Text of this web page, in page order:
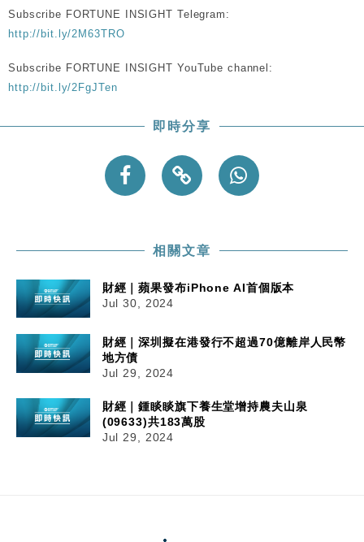
13:49
本地｜HK Express推飛行套票 兩程低至448元加2元
可多飛一程
Subscribe FORTUNE INSIGHT Telegram:
http://bit.ly/2M63TRO
Subscribe FORTUNE INSIGHT YouTube channel:
http://bit.ly/2FgJTen
即時分享
相關文章
財經｜蘋果發布iPhone AI首個版本
Jul 30, 2024
財經｜深圳擬在港發行不超過70億離岸人民幣
地方債
Jul 29, 2024
財經｜鍾睒睒旗下養生堂增持農夫山泉
(09633)共183萬股
Jul 29, 2024